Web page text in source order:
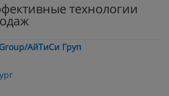
технологии
АйТиСи Груп